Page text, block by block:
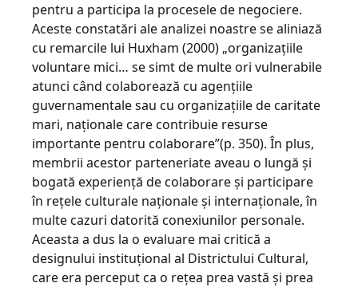
pentru a participa la procesele de negociere.
Aceste constatări ale analizei noastre se aliniază
cu remarcile lui Huxham (2000) „organizaţiile
voluntare mici… se simt de multe ori vulne­rabile
atunci când colaborează cu agenţiile
guvernamentale sau cu organizaţiile de caritate
mari, naţionale care contribuie resurse
importante pentru colaborare”(p. 350). În plus,
membrii acestor parteneriate aveau o lungă şi
bogată experienţă de colaborare şi participare
în reţele culturale naţionale şi internaţionale, în
multe cazuri datorită conexiunilor personale.
Aceasta a dus la o evaluare mai critică a
designului instituţional al Districtului Cultural,
care era perceput ca o reţea prea vastă şi prea